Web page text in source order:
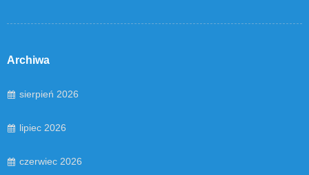
Archiwa
sierpień 2026
lipiec 2026
czerwiec 2026